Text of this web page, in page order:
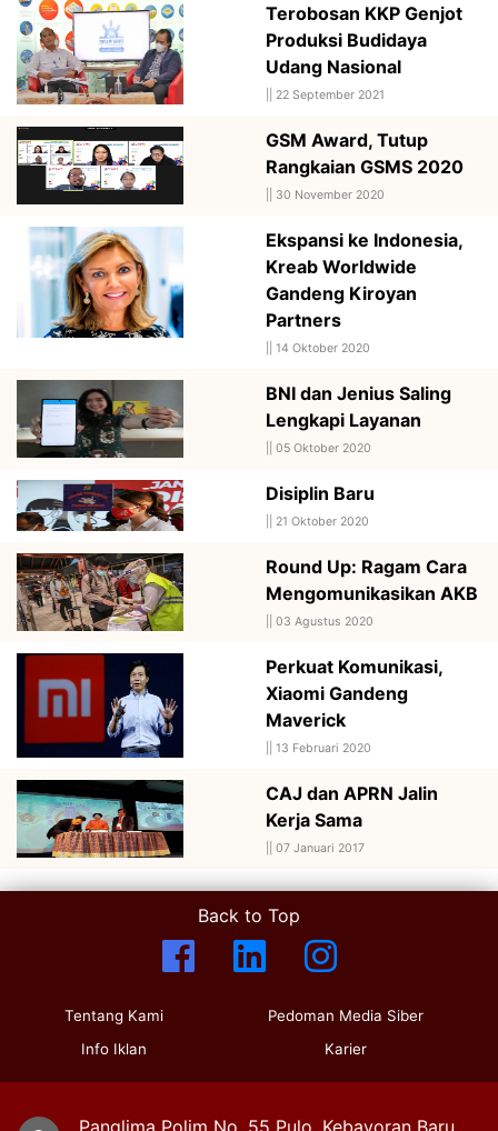
Terobosan KKP Genjot
Produksi Budidaya
Udang Nasional
22 September 2021
GSM Award, Tutup
Rangkaian GSMS 2020
30 November 2020
Ekspansi ke Indonesia,
Kreab Worldwide
Gandeng Kiroyan
Partners
14 Oktober 2020
BNI dan Jenius Saling
Lengkapi Layanan
05 Oktober 2020
Disiplin Baru
21 Oktober 2020
Round Up: Ragam Cara
Mengomunikasikan AKB
03 Agustus 2020
Perkuat Komunikasi,
Xiaomi Gandeng
Maverick
13 Februari 2020
CAJ dan APRN Jalin
Kerja Sama
07 Januari 2017
Back to Top
Tentang Kami
Info Iklan
Pedoman Media Siber
Karier
Panglima Polim No. 55 Pulo, Kebayoran Baru